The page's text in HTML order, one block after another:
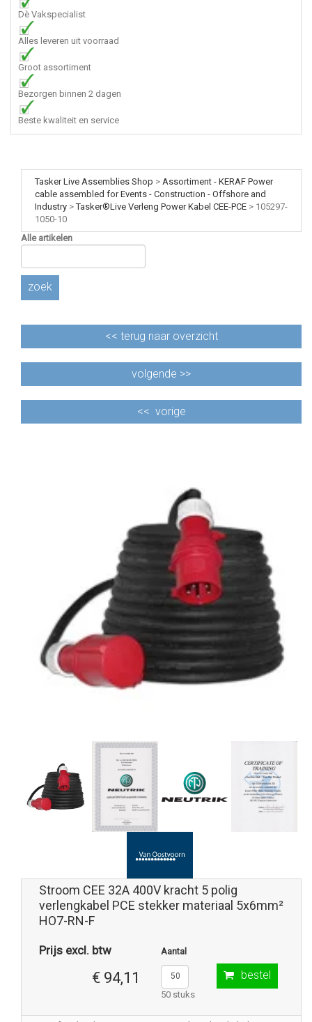
Dè Vakspecialist
Alles leveren uit voorraad
Groot assortiment
Bezorgen binnen 2 dagen
Beste kwaliteit en service
Tasker Live Assemblies Shop > Assortiment - KERAF Power
cable assembled for Events - Construction - Offshore and
Industry >Tasker®Live Verleng Power Kabel CEE-PCE > 105297-
1050-10
Alle artikelen
zoek
<< terug naar overzicht
volgende >>
<< vorige
Stroom CEE 32A 400V kracht 5 polig
verlengkabel PCE stekker materiaal 5x6mm²
HO7-RN-F
Prijs excl. btw
€ 94,11
Aantal
50 stuks
bestel